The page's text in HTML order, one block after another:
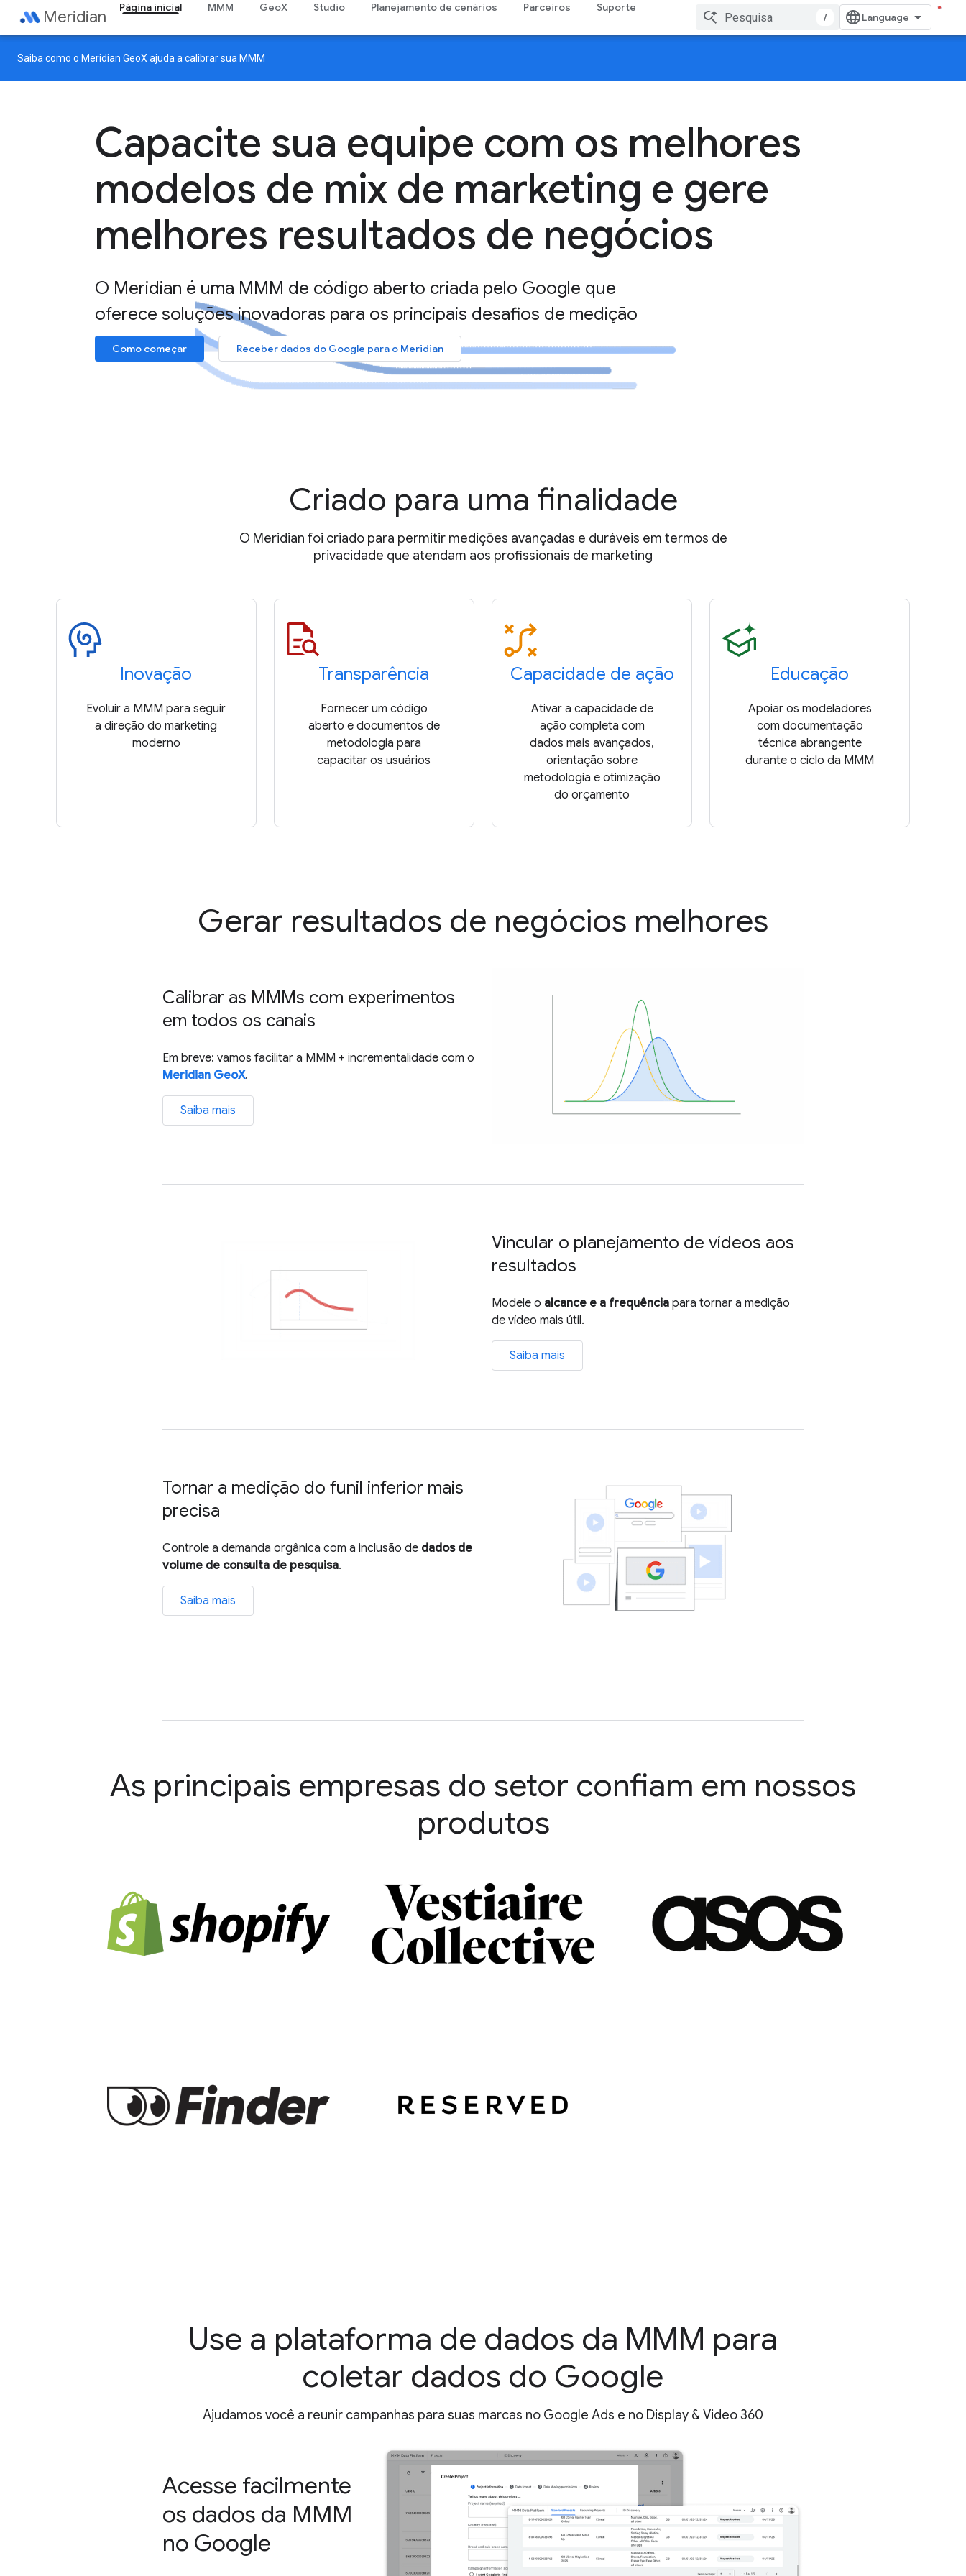
Meridian Página inicial MMM GeoX Studio Planejamento de cenários Parceiros Suporte
/
Saiba como o Meridian GeoX ajuda a calibrar sua MMM
Capacite sua equipe com os melhores
modelos de mix de marketing e gere
melhores resultados de negócios
O Meridian é uma MMM de código aberto criada pelo Google que
oferece soluções inovadoras para os principais desafios de medição
Como começar Receber dados do Google para o Meridian
Criado para uma finalidade
O Meridian foi criado para permitir medições avançadas e duráveis em termos de
privacidade que atendam aos profissionais de marketing
Inovação
Evoluir a MMM para seguir
a direção do marketing
moderno
Transparência
Fornecer um código
aberto e documentos de
metodologia para
capacitar os usuários
Capacidade de ação
Ativar a capacidade de
ação completa com
dados mais avançados,
orientação sobre
metodologia e otimização
do orçamento
Educação
Apoiar os modeladores
com documentação
técnica abrangente
durante o ciclo da MMM
Gerar resultados de negócios melhores
Calibrar as MMMs com experimentos
em todos os canais
Em breve: vamos facilitar a MMM + incrementalidade com o
Meridian GeoX.
Saiba mais
Vincular o planejamento de vídeos aos
resultados
Modele o alcance e a frequênciapara tornar a medição
de vídeo mais útil.
Saiba mais
Tornar a medição do funil inferior mais
precisa
Controle a demanda orgânica com a inclusão de dados de
volume de consulta de pesquisa.
Saiba mais
As principais empresas do setor confiam em nossos
produtos
Use a plataforma de dados da MMM para
coletar dados do Google
Ajudamos você a reunir campanhas para suas marcas no Google Ads e no Display & Video 360
Acesse facilmente
os dados da MMM
no Google